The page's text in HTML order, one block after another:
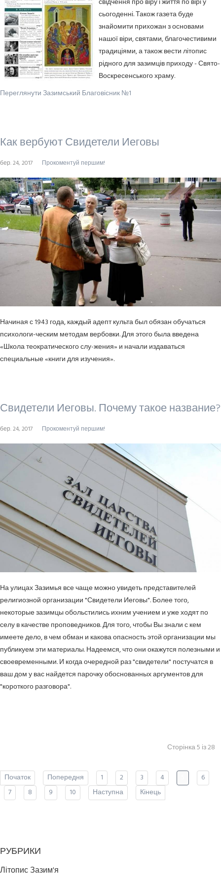
сьогоденні. Також газета буде
знайомити прихожан з основами
нашої віри, святами, благочестивими
традиціями, а також вести літопис
рідного для зазимців приходу - Свято-
Воскресенського храму.
Переглянути Зазимський Благовісник №1
Как вербуют Свидетели Иеговы
бер. 24, 2017 Прокоментуй першим!
Начиная с 1943 года, каждый адепт культа был обязан обучаться
психологи-ческим методам вербовки. Для этого была введена
«Школа теократического слу-жения» и начали издаваться
специальные «книги для изучения».
Свидетели Иеговы. Почему такое название?
бер. 24, 2017 Прокоментуй першим!
На улицах Зазимья все чаще можно увидеть представителей
религиозной организации "Свидетели Иеговы". Более того,
некоторые зазимцы обольстились ихним учением и уже ходят по
селу в качестве проповедников. Для того, чтобы Вы знали с кем
имеете дело, в чем обман и какова опасность этой организации мы
публикуем эти материалы. Надеемся, что они окажутся полезными и
своевременными. И когда очередной раз "свидетели" постучатся в
ваш дом у вас найдется парочку обоснованных аргументов для
"короткого разговора".
Сторінка 5 із 28
Початок Попередня 1 2 3 4
6
7
8 9 10 Наступна Кінець
РУБРИКИ
Літопис Зазим'я